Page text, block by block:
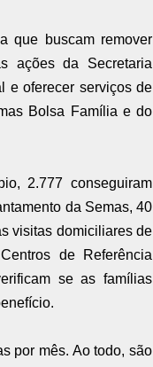
que buscam remover
ações da Secretaria
e oferecer serviços de
Bolsa Família e do
2.777 conseguiram
da Semas, 40
visitas domiciliares de
de Referência
se as famílias
por mês. Ao todo, são